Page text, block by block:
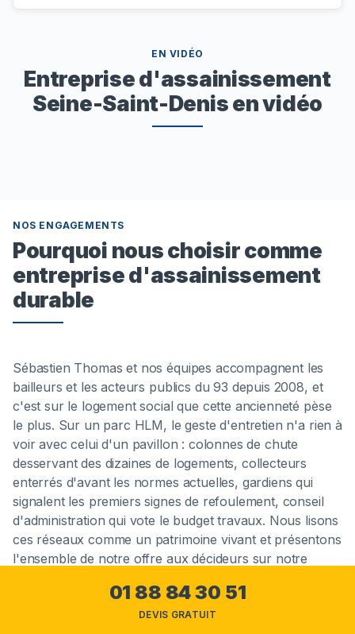
EN VIDÉO
Entreprise d'assainissement
Seine-Saint-Denis en vidéo
NOS ENGAGEMENTS
Pourquoi nous choisir comme
entreprise d'assainissement
durable
Sébastien Thomas et nos équipes accompagnent les
bailleurs et les acteurs publics du 93 depuis 2008, et
c'est sur le logement social que cette ancienneté pèse
le plus. Sur un parc HLM, le geste d'entretien n'a rien à
voir avec celui d'un pavillon : colonnes de chute
desservant des dizaines de logements, collecteurs
enterrés d'avant les normes actuelles, gardiens qui
signalent les premiers signes de refoulement, conseil
d'administration qui vote le budget travaux. Nous lisons
ces réseaux comme un patrimoine vivant et présentons
l'ensemble de notre offre aux décideurs sur notre
collectivités retrouvent nos engagements de service.
01 88 84 30 51
DEVIS GRATUIT